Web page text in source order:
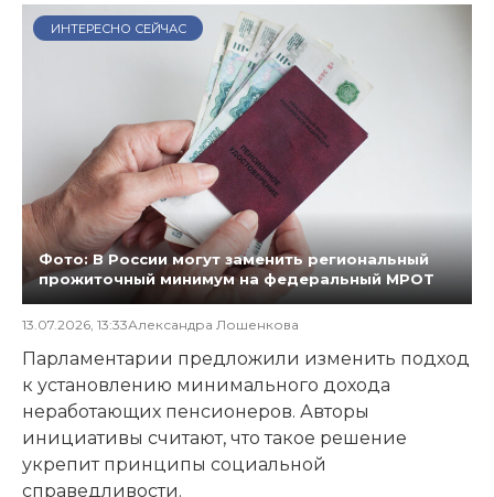
ИНТЕРЕСНО СЕЙЧАС
Фото: В России могут заменить региональный
прожиточный минимум на федеральный МРОТ
13.07.2026, 13:33Александра Лошенкова
Парламентарии предложили изменить подход
к установлению минимального дохода
неработающих пенсионеров. Авторы
инициативы считают, что такое решение
укрепит принципы социальной
справедливости.